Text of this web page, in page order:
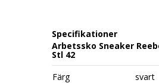
Specifikationer
Arbetssko Sneaker
Stl 42
Färg
svart